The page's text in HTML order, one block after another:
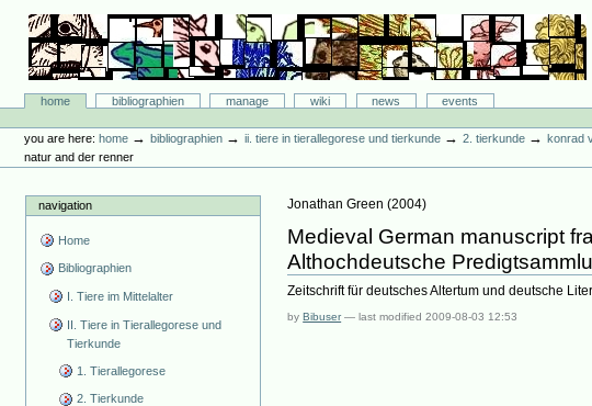
content.
navigation
Bibliographie-Portal
Sectionshome bibliographien manage wiki news
events
tools
you are here: home →bibliographien →ii. tiere in tierallegorese und tierkunde →2. tierkunde →konrad
natur and der renner
navigation
Home
Bibliographien
I. Tiere im Mittelalter
II. Tiere in Tierallegorese und
Tierkunde
1. Tierallegorese
2. Tierkunde
Jonathan Green (2004)
Medieval German manuscript
Althochdeutsche
Zeitschrift für deutsches Altertum und deutsche
byBibuser —last modified2009-08-03 12:53